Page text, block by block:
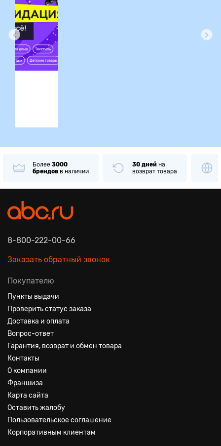
Более 3000
брендов в наличии
30 дней на
возврат товара
8-800-222-00-66
Заказать обратный звонок
Покупателю
Пункты выдачи
Проверить статус заказа
Доставка и оплата
Вопрос-ответ
Гарантия, возврат и обмен товара
Контакты
О компании
Франшиза
Карта сайта
Оставить жалобу
Пользовательское соглашение
Корпоративным клиентам